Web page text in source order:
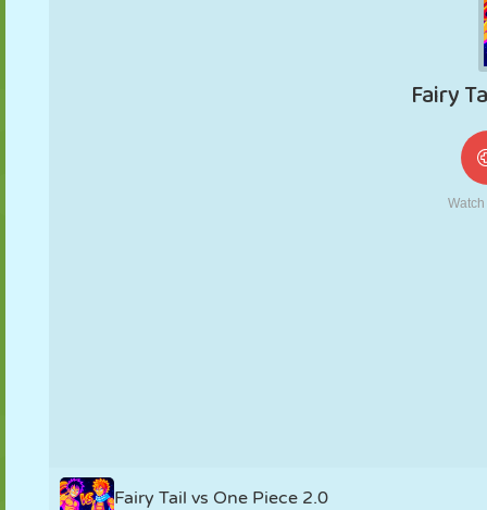
Fairy Tail vs One Piece 2.0